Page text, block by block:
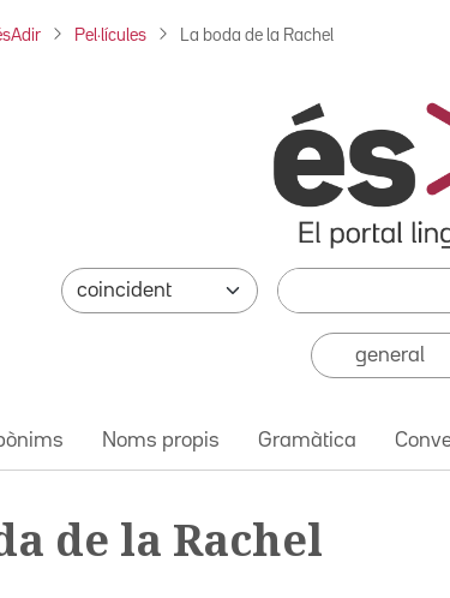
Pel·lícules La boda de la Rachel
general
Noms propis Gramàtica
de la Rachel